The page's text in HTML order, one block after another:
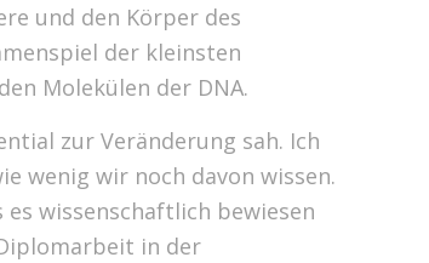
und den Körper des
der kleinsten
Molekülen der DNA.
zur Veränderung sah. Ich
wenig wir noch davon wissen.
wissenschaftlich bewiesen
in der